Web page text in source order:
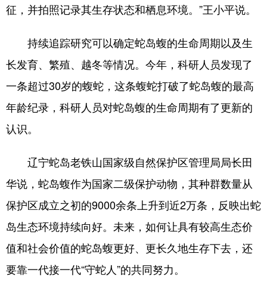
征，并拍照记录其生存状态和栖息环境。”王小平说。
持续追踪研究可以确定蛇岛蝮的生命周期以及生
长发育、繁殖、越冬等情况。今年，科研人员发现了
一条超过30岁的蝮蛇，这条蝮蛇打破了蛇岛蝮的最高
年龄纪录，科研人员对蛇岛蝮的生命周期有了更新的
认识。
辽宁蛇岛老铁山国家级自然保护区管理局局长田
华说，蛇岛蝮作为国家二级保护动物，其种群数量从
保护区成立之初的9000余条上升到近2万条，反映出蛇
岛生态环境持续向好。未来，如何让具有较高生态价
值和社会价值的蛇岛蝮更好、更长久地生存下去，还
要靠一代接一代“守蛇人”的共同努力。